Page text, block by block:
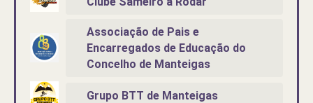
Associação de Pais e
Encarregados de Educação do
Concelho de Manteigas
Grupo BTT de Manteigas